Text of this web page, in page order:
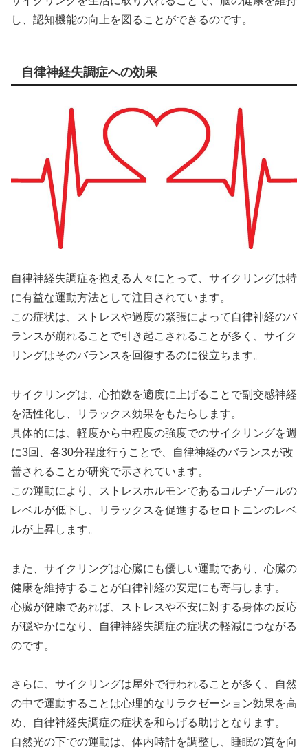
し、認知機能の向上を図ることができるのです。
自律神経失調症への効果
自律神経失調症を抱える人々にとって、サイクリングは特
に有益な運動方法として注目されています。
この症状は、ストレスや過度の緊張によって自律神経のバ
ランスが崩れることで引き起こされることが多く、サイク
リングはそのバランスを回復するのに役立ちます。
サイクリングは、心拍数を適度に上げることで副交感神経
を活性化し、リラックス効果をもたらします。
具体的には、軽度から中程度の強度でのサイクリングを週
に3回、各30分程度行うことで、自律神経のバランスが改
善されることが研究で示されています。
この運動により、ストレスホルモンであるコルチゾールの
レベルが低下し、リラックスを促進するセロトニンのレベ
ルが上昇します。
また、サイクリングは心臓にも優しい運動であり、心臓の
健康を維持することが自律神経の安定にも寄与します。
心臓が健康であれば、ストレスや不安に対する身体の反応
が穏やかになり、自律神経失調症の症状の軽減につながる
のです。
さらに、サイクリングは屋外で行われることが多く、自然
の中で運動することは心理的なリラクゼーション効果を高
め、自律神経失調症の症状を和らげる助けとなります。
自然光の下での運動は、体内時計を調整し、睡眠の質を向